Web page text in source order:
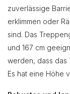
zuverlässige
erklimmen oder
sind. Das
und 167 cm
werden, dass das
Es hat eine Höhe